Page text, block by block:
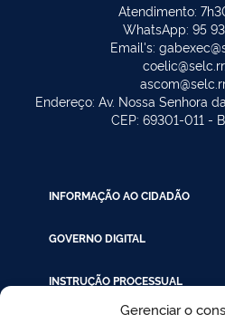
Gerenciar o
Atendimento:
WhatsApp: 95
Email's:
Endereço: Av. Nossa Senhora
CEP: 69301-011 -
INFORMAÇÃO AO CIDADÃO
GOVERNO DIGITAL
INSTRUÇÃO PROCESSUAL